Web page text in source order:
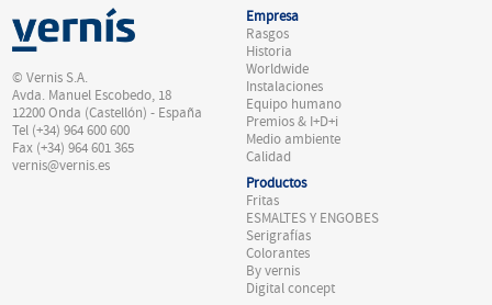
© Vernis S.A.
Avda. Manuel Escobedo, 18
12200 Onda (Castellón) - España
Tel (+34) 964 600 600
Fax (+34) 964 601 365
vernis@vernis.es
Empresa
Rasgos
Historia
Worldwide
Instalaciones
Equipo humano
Premios & I+D+i
Medio ambiente
Calidad
Productos
Fritas
ESMALTES Y ENGOBES
Serigrafías
Colorantes
By vernis
Digital concept